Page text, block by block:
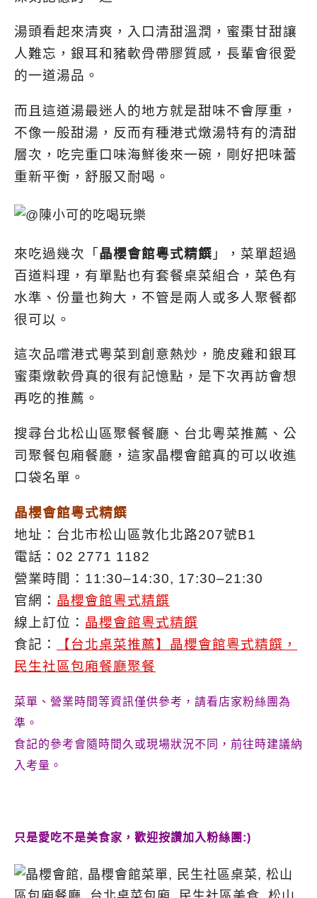
湯頭看起來清爽，入口清甜溫潤，蜜棗甘甜讓
人難忘，銀耳和豬軟骨帶膠質感，長輩會很愛
的一道湯品。
而且這道湯最迷人的地方就是甜味不會厚重，
不像一般甜湯，反而有種港式燉湯特有的清甜
層次，吃完重口味海鮮後來一碗，剛好把味蕾
重新平衡，舒服又耐喝。
來吃過幾次「晶櫻會館粵式精饌 」，菜單超過
百道料理，有單點也有套餐桌菜組合，菜色有
水準、份量也夠大，不管是兩人或多人聚餐都
很可以。
這次品嚐港式粵菜到創意熱炒，脆皮雞和銀耳
蜜棗燉軟骨真的很有記憶點，是下次再訪會想
再吃的推薦。
搜尋台北松山區聚餐餐廳、台北粵菜推薦、公
司聚餐包廂餐廳，這家晶櫻會館真的可以收進
口袋名單。
晶櫻會館粵式精饌
地址：台北市松山區敦化北路207號B1
電話：02 2771 1182
營業時間：11:30–14:30, 17:30–21:30
官網： 晶櫻會館粵式精饌
線上訂位： 晶櫻會館粵式精饌
食記：
【台北桌菜推薦】晶櫻會館粵式精饌，
民生社區包廂餐廳聚餐
菜單、營業時間等資訊僅供參考，請看店家粉絲團為
準。
食記的參考會隨時間久或現場狀況不同，前往時建議納
入考量。
只是愛吃不是美食家，歡迎按讚加入粉絲團:)